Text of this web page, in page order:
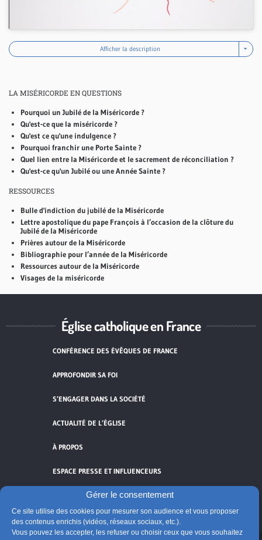
Gérer le consentement
Ce site utilise des cookies pour mesurer son audience et vous proposer
des contenus enrichis (vidéos, réseaux sociaux, etc.).
Vous pouvez les accepter, les refuser ou choisir ceux que vous souhaitez
Afficher la description
LA MISÉRICORDE EN QUESTIONS
Pourquoi un Jubilé de la Miséricorde ?
Qu'est-ce que la miséricorde ?
Qu'est ce qu'une indulgence ?
Pourquoi franchir une Porte Sainte ?
Quel lien entre la Miséricorde et le sacrement de réconciliation ?
Qu'est-ce qu'un Jubilé ou une Année Sainte ?
RESSOURCES
Bulle d'indiction du jubilé de la Miséricorde
Lettre apostolique du pape François à l’occasion de la clôture du
Jubilé de la Miséricorde
Prières autour de la Miséricorde
Bibliographie pour l’année de la Miséricorde
Ressources autour de la Miséricorde
Visages de la miséricorde
Église catholique en France
CONFÉRENCE DES ÉVÊQUES DE FRANCE
APPROFONDIR SA FOI
S’ENGAGER DANS LA SOCIÉTÉ
ACTUALITÉ DE L’ÉGLISE
À PROPOS
ESPACE PRESSE ET INFLUENCEURS